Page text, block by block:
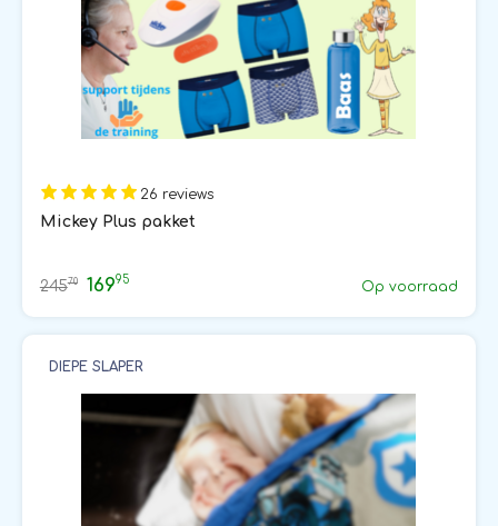
26 reviews
Mickey Plus pakket
24570 16995 Op voorraad
DIEPE SLAPER